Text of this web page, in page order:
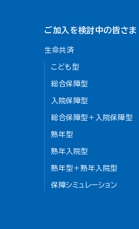
ご加入を検討中の皆さま
生命共済
こども型
総合保障型
入院保障型
総合保障型＋入院保障型
熟年型
熟年入院型
熟年型＋熟年入院型
保障シミュレーション